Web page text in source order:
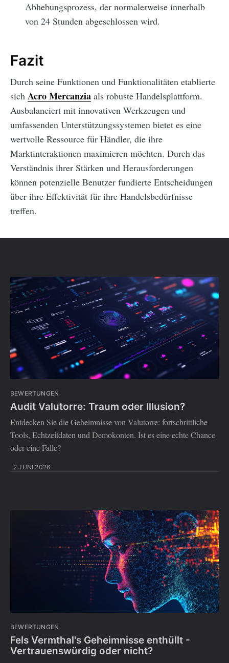
Abhebungsprozess, der normalerweise innerhalb
von 24 Stunden abgeschlossen wird.
Fazit
Durch seine Funktionen und Funktionalitäten etablierte
sich Acro Mercanzia als robuste Handelsplattform.
Ausbalanciert mit innovativen Werkzeugen und
umfassenden Unterstützungssystemen bietet es eine
wertvolle Ressource für Händler, die ihre
Marktinteraktionen maximieren möchten. Durch das
Verständnis ihrer Stärken und Herausforderungen
können potenzielle Benutzer fundierte Entscheidungen
über ihre Effektivität für ihre Handelsbedürfnisse
treffen.
BEWERTUNGEN
Audit Valutorre: Traum oder Illusion?
Entdecken Sie die Geheimnisse von Valutorre: fortschrittliche
Tools, Echtzeitdaten und Demokonten. Ist es eine echte Chance
oder eine Falle?
2 JUNI 2026
BEWERTUNGEN
Fels Vermthal's Geheimnisse enthüllt -
Vertrauenswürdig oder nicht?